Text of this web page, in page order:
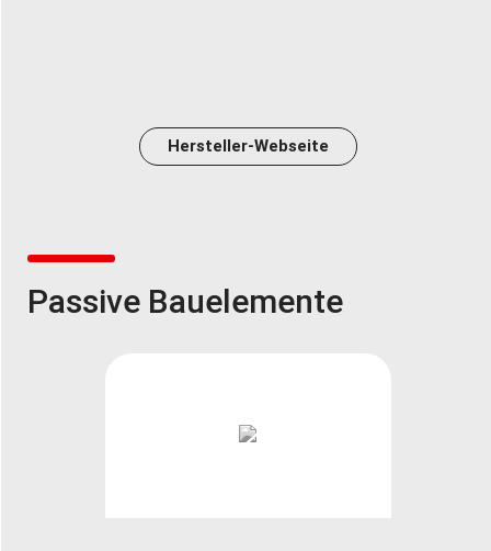
Hersteller-Webseite
Passive Bauelemente